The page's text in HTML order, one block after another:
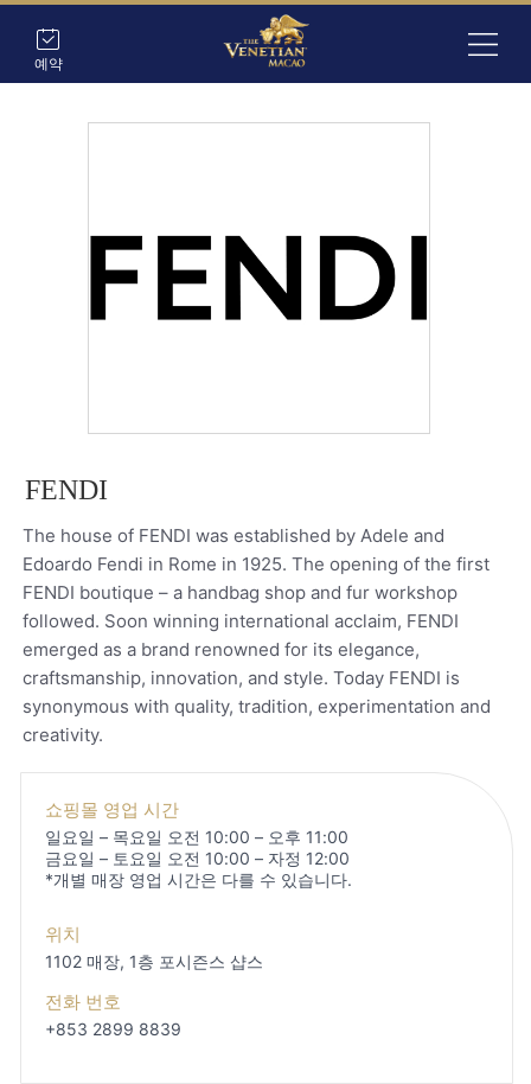
예약
FENDI
The house of FENDI was established by Adele and
Edoardo Fendi in Rome in 1925. The opening of the first
FENDI boutique – a handbag shop and fur workshop
followed. Soon winning international acclaim, FENDI
emerged as a brand renowned for its elegance,
craftsmanship, innovation, and style. Today FENDI is
synonymous with quality, tradition, experimentation and
creativity.
쇼핑몰 영업 시간
일요일 – 목요일 오전 10:00 – 오후 11:00
금요일 – 토요일 오전 10:00 – 자정 12:00
*개별 매장 영업 시간은 다를 수 있습니다.
위치
1102 매장, 1층 포시즌스 샵스
전화 번호
+853 2899 8839